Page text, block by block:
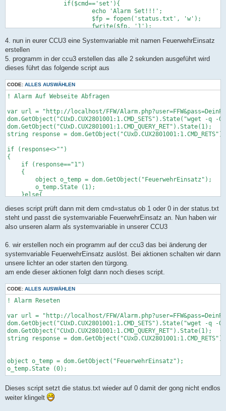
			fwrite($fp, '1');
		}
		if($cmd=='reset'){
			echo 'Alarm Reset!!!';
			$fp = fopen('status.txt', 'w');
			fwrite($fp, '0');
			fclose($fp);
		}
		if($cmd=='status'){
			$status = fgets($f);
			fclose($f);
			echo $status;
		}
}
else
    if(isset($_GET))
            <form method="GET" action="setAlarm.php">
Pass <input type="password" name="pass"></
<input type="submit" name="submit" value="Go"></
            </form>
    <?}
4. nun in eurer CCU3 eine Systemvariable mit namen FeuerwehrEinsatz
erstellen
5. programm in der ccu3 erstellen das alle 2 sekunden ausgeführt wird
dieses führt das folgende script aus
CODE: ALLES AUSWÄHLEN
! Alarm Auf Webseite Abfragen
var url = "http://localhost/FFW/
dom.GetObject("CUxD.CUX2801001:1.CMD_SETS").State("wget -
dom.GetObject("CUxD.CUX2801001:1.CMD_QUERY_RET").State(1);
string response =
if (response<>"")
{
    if (response=="1")
    {
        object o_temp = dom.GetObject("FeuerwehrEinsatz");
        o_temp.State (1);
    }else{
        o_temp.State (0);
    }
}
dieses script prüft dann mit dem cmd=status ob 1 oder 0 in der status.txt
steht und passt die systemvariable FeuerwehrEinsatz an. Nun haben wir
also unseren alarm als systemvariable in unserer CCU3
6. wir erstellen noch ein programm auf der ccu3 das bei änderung der
systemvariable FeuerwehrEinsatz auslöst. Bei aktionen schalten wir dann
unsere lichter an oder starten den türgong.
am ende dieser aktionen folgt dann noch dieses script.
CODE: ALLES AUSWÄHLEN
! Alarm Reseten
var url = "http://localhost/FFW/
dom.GetObject("CUxD.CUX2801001:1.CMD_SETS").State("wget -
dom.GetObject("CUxD.CUX2801001:1.CMD_QUERY_RET").State(1);
string response =
object o_temp = dom.GetObject("FeuerwehrEinsatz");
Dieses script setzt die status.txt wieder auf 0 damit der gong nicht endlos
weiter klingelt